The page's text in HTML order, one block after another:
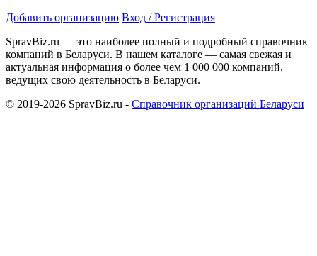
Добавить организацию Вход / Регистрация
SpravBiz.ru — это наиболее полный и подробный справочник
компаний в Беларуси. В нашем каталоге — самая свежая и
актуальная информация о более чем 1 000 000 компаний,
ведущих свою деятельность в Беларуси.
© 2019-2026 SpravBiz.ru - Справочник организаций Беларуси